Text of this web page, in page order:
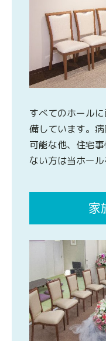
すべてのホール
備しています。
可能な他、住宅
ない方は当ホール
家